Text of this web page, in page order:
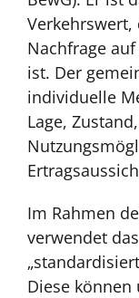
Nachfrage
ist. Der
individuelle
Lage,
Im Rahmen
verwendet
Diese können